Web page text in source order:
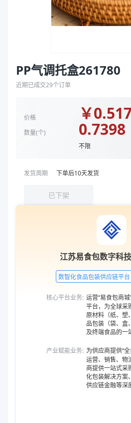
PP气调托盒261780
近期已成交29个订单
价格
数量(个)
￥
0.7398
不限
发货周期 下单后10天发货
已下架
江苏易食包数字科
数智化食品包装供应链平台
核心平台业务: 运营“易食包商城
平台，为全球采
原材料（纸、塑
品包装（袋、盒
及终端食品的一
产业赋能业务: 为供应商提供“
运营、销售、物
商提供一站式采
化包装解决方案
供应链金融等深